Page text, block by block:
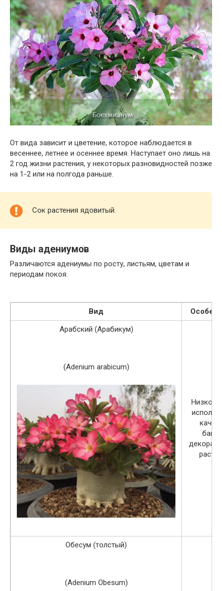
От вида зависит и цветение, которое наблюдается в
весеннее, летнее и осеннее время. Наступает оно лишь на
2 год жизни растения, у некоторых разновидностей позже
на 1-2 или на полгода раньше.
Сок растения ядовитый.
Виды адениумов
Различаются адениумы по росту, листьям, цветам и
периодам покоя.
Вид
Арабский (Арабикум)
(Adenium arabicum)
Обесум (толстый)
(Adenium Obesum)